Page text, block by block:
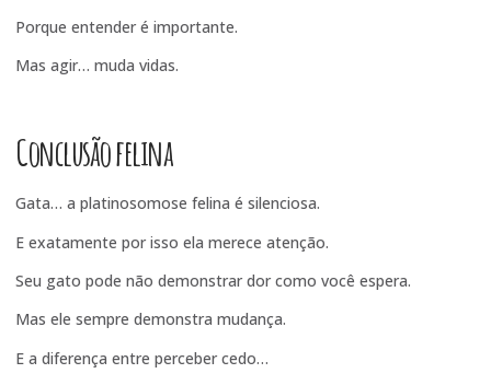
Porque entender é importante.
Mas agir… muda vidas.
Conclusão felina
Gata… a platinosomose felina é silenciosa.
E exatamente por isso ela merece atenção.
Seu gato pode não demonstrar dor como você espera.
Mas ele sempre demonstra mudança.
E a diferença entre perceber cedo…